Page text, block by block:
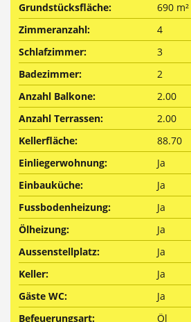
Grundstücksfläche:
690 m²
Zimmeranzahl:
4
Schlafzimmer:
3
Badezimmer:
2
Anzahl Balkone:
2.00
Anzahl Terrassen:
2.00
Kellerfläche:
88.70
Einliegerwohnung:
Ja
Einbauküche:
Ja
Fussbodenheizung:
Ja
Ölheizung:
Ja
Aussenstellplatz:
Ja
Keller:
Ja
Gäste WC:
Ja
Befeuerungsart:
Öl